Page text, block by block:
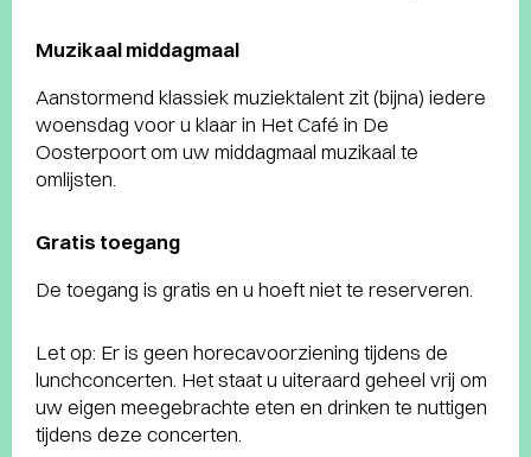
Muzikaal middagmaal
Aanstormend klassiek muziektalent zit (bijna) iedere
woensdag voor u klaar in Het Café in De
Oosterpoort om uw middagmaal muzikaal te
omlijsten.
Gratis toegang
De toegang is gratis en u hoeft niet te reserveren.
Let op: Er is geen horecavoorziening tijdens de
lunchconcerten. Het staat u uiteraard geheel vrij om
uw eigen meegebrachte eten en drinken te nuttigen
tijdens deze concerten.